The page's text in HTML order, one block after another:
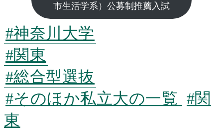
市生活学系）公募制推薦入試
#神奈川大学
#関東
#総合型選抜
#そのほか私立大の一覧 #関
東